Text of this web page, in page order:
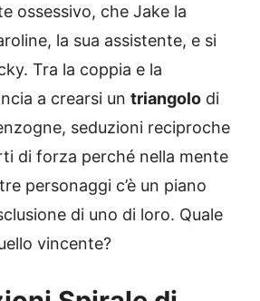
ossessivo, che Jake la
la sua assistente, e si
Tra la coppia e la
a crearsi un triangolo di
seduzioni reciproche
di forza perché nella mente
personaggi c’è un piano
di uno di loro. Quale
vincente?